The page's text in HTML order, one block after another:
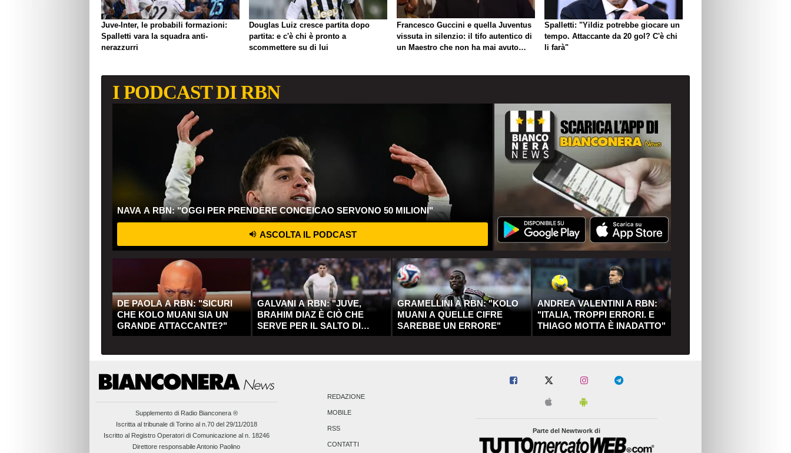
Juve-Inter, le probabili formazioni:
Spalletti vara la squadra anti-
nerazzurri
Douglas Luiz cresce partita dopo
partita: e c'è chi è pronto a
scommettere su di lui
Francesco Guccini e quella Juventus
vissuta in silenzio: il tifo autentico di
un Maestro che non ha mai avuto
Spalletti: "Yildiz potrebbe giocare un
tempo. Attaccante da 20 gol? C'è chi
li farà"
I PODCAST DI RBN
NAVA A RBN: "OGGI PER PRENDERE CONCEICAO SERVONO 50 MILIONI"
ASCOLTA IL PODCAST
DE PAOLA A RBN: "SICURI
CHE KOLO MUANI SIA UN
GRANDE ATTACCANTE?"
GALVANI A RBN: "JUVE,
BRAHIM DIAZ È CIÒ CHE
SERVE PER IL SALTO DI
QUALITÀ"
GRAMELLINI A RBN: "KOLO
MUANI A QUELLE CIFRE
SAREBBE UN ERRORE"
ANDREA VALENTINI A RBN:
"ITALIA, TROPPI ERRORI. E
THIAGO MOTTA È INADATTO"
Supplemento di Radio Bianconera ®
Iscritta al tribunale di Torino al n.70 del 29/11/2018
Iscritto al Registro Operatori di Comunicazione al n. 18246
Direttore responsabile Antonio Paolino
REDAZIONE
MOBILE
RSS
CONTATTI
Parte del Newtwork di